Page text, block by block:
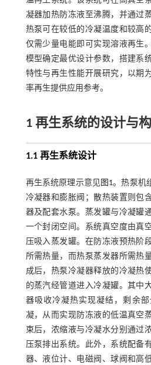
凝器加热防冻液至沸腾，并通过
热泵可在较低的冷凝温度和较高
仅需少量电能即可实现溶液再生
模型确定最优设计参数，搭建系
特性与再生性能开展研究，以期
率再生提供应用参考。
1 再生系统的设计与
1.1 再生系统设计
再生系统原理示意见图1。热泵机
冷凝器和膨胀阀；散热装置则包
器及配套水泵。蒸发罐与冷凝罐
一个封闭空间。系统真空度由真
压吸入蒸发罐。在防冻液预热阶
所需热量，而热泵蒸发器所需热
成后，热泵冷凝器释放的冷凝热
的蒸汽经管道进入冷凝罐。其中
器吸收冷凝热实现凝结，剩余
凝，从而实现防冻液的低温真空
束后，浓缩液与冷凝水分别通过
压泵排出系统。此外，系统配备
器、液位计、电磁阀、球阀和高